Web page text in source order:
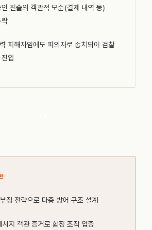
진술의 객관적 모순(결제 내역 등)
락
피해자임에도 피의자로 송치되어 검찰
입
정 전략으로 다층 방어 구조 설계
시지 객관 증거로 함정 조작 입증